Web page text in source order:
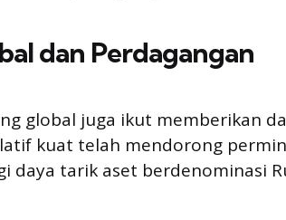
dan Perdagangan
global juga ikut memberikan
kuat telah mendorong
daya tarik aset berdenominasi